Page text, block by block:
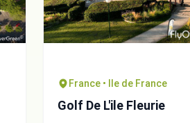
France • Ile de France
Golf De L'ile Fleurie